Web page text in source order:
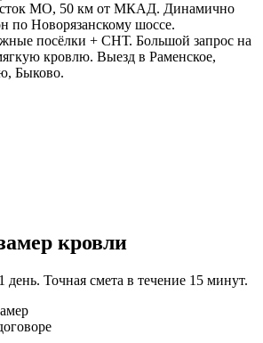
МО, 50 км от МКАД. Динамично
по Новорязанскому шоссе.
посёлки + СНТ. Большой запрос на
кровлю. Выезд в Раменское,
Быково.
кровли
день. Точная смета в течение 15 минут.